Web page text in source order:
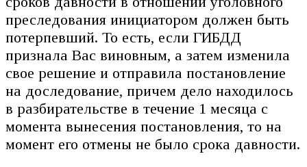
преследования инициатором должен быть
потерпевший. То есть, если ГИБДД
признала Вас виновным, а затем изменила
свое решение и отправила постановление
на доследование, причем дело находилось
в разбирательстве в течение 1 месяца с
момента вынесения постановления, то на
момент его отмены не было срока давности.